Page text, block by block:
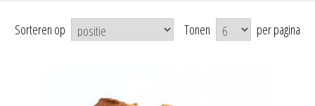
Sorteren op Tonen per pagina